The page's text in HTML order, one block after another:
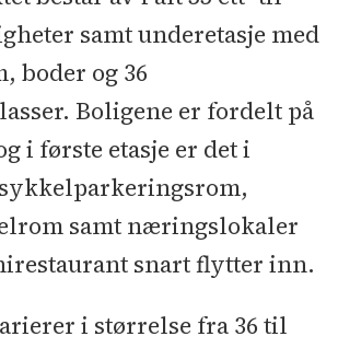
Entreprenør
& Bergboringl
Thunberg
l Rørlegger: Veas Rør
Multiluft
Elektro:
lBranntetting:
Stryken &
lTømrer: Vestviken
samt underetasje med
boder og 36
Boligene er fordelt på
i første etasje er det i
samt næringslokaler
snart flytter inn.
i størrelse fra 36 til